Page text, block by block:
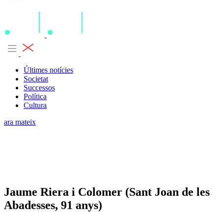
Últimes notícies
Societat
Successos
Política
Cultura
ara mateix
Jaume Riera i Colomer (Sant Joan de les
Abadesses, 91 anys)